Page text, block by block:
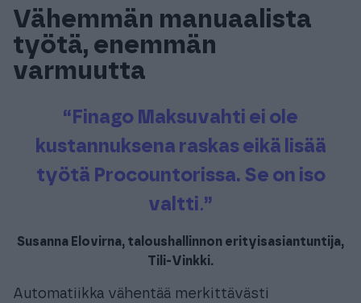
Vähemmän manuaalista
työtä, enemmän
varmuutta
“Finago Maksuvahti ei ole
kustannuksena raskas eikä lisää
työtä Procountorissa. Se on iso
valtti.”
Susanna Elovirna, taloushallinnon erityisasiantuntija,
Tili-Vinkki.
Automatiikka vähentää merkittävästi